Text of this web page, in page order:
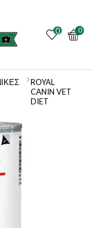
0 0
ROYAL
CANIN VET
DIET